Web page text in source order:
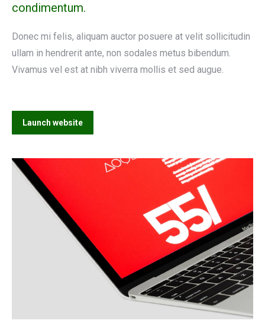
condimentum.
Donec mi felis, aliquam auctor posuere at velit sollicitudin
ullam in hendrerit ante, non sodales metus bibendum.
Vivamus vel est at nibh viverra mollis et sed augue.
Launch website